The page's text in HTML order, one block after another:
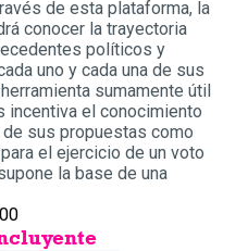
de esta plataforma, la
conocer la trayectoria
políticos y
uno y cada una de sus
sumamente útil
incentiva el conocimiento
sus propuestas como
el ejercicio de un voto
la base de una